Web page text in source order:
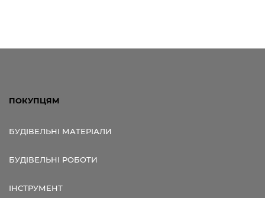
ПОКУПЦЯМ
БУДІВЕЛЬНІ МАТЕРІАЛИ
БУДІВЕЛЬНІ РОБОТИ
ІНСТРУМЕНТ